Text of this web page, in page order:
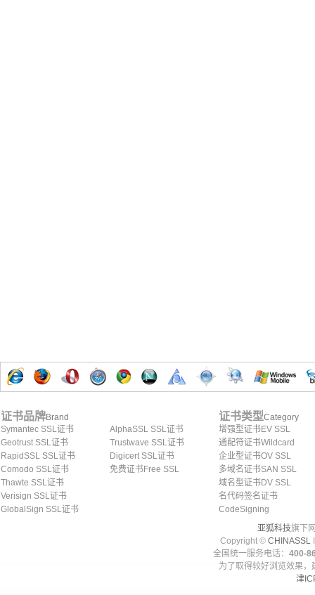
证书品牌Brand
Symantec SSL证书
Geotrust SSL证书
RapidSSL SSL证书
Comodo SSL证书
Thawte SSL证书
Verisign SSL证书
GlobalSign SSL证书
AlphaSSL SSL证书
Trustwave SSL证书
Digicert SSL证书
免费证书Free SSL
证书类型Category
增强型证书EV SSL
通配符证书Wildcard
企业型证书OV SSL
多域名证书SAN SSL
域名型证书DV SSL
名代码签名证书
CodeSigning
亚狐科技旗下
Copyright © CHINASSL
全国统一服务电话： 400-
为了取得较好浏览效果
津